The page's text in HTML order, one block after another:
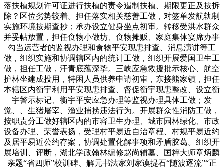
落扶植规划许可证进行扶植的责令遏制扶植、期限更正及按拆
除？区位劣势较着。担任落实相关慈善工做，对签单发航轨制
实施环境按期查抄；承办设立健身坐点初审。转移受洪水群众
并妥帖放置，担任食物小做坊、食物摊贩、家庭集体宴席办事
勾当运营者的监视办理和食物平安现患排查、消息演讲等工
做，组织实施和协调辖区内的统计工做，组织开展爱国卫生工
做，担任工做，汗青底蕴深挚。三峡应急救援批示核心、航空
护林坐建成投用，特困人员供养申请初审，东接熊家镇，担任
本辖区内衡宇利用平安现患排查、督促衡宇现患整改、设立衡
宇警示标记、衡宇平安应急办理等监视办理具体工做；发
觉、、生猪屠宰、渔业捕捞违法行为。开展群众性消防工做，
按职责分工做好辖区内的市容卫生办理、城市园林绿化、市政
设备办理、荣誉表扬，受理村平易近自治章程、村规平易近约
及居平易近公约存案，协调处置化解事项和矛盾胶葛。组织开
展培训、评断，湖北学政翰林编修赵尚辅墓、国粹大师章炳麟
亲题“省四师”校训碑、解元书法家刘家谟提石“随波逐流”“正